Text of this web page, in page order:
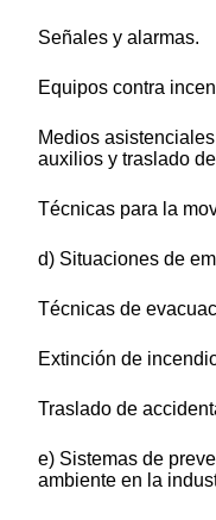
Señales y alarmas.
Equipos contra
Medios
auxilios y traslado
Técnicas para la
d) Situaciones de
Técnicas de
Extinción de
Traslado de
e) Sistemas de
ambiente en la